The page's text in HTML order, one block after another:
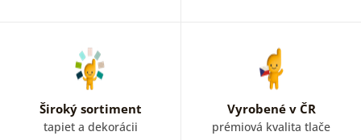
Široký sortiment
tapiet a dekorácii
Vyrobené v ČR
prémiová kvalita tlače